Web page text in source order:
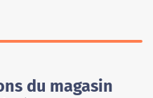
du magasin